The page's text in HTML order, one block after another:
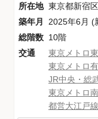
所在地 東京都新宿
築年月
2025年6月 (
総階数 10階
交通
東京メトロ
東京メトロ
JR中央・総
東京メトロ
都営大江戸線